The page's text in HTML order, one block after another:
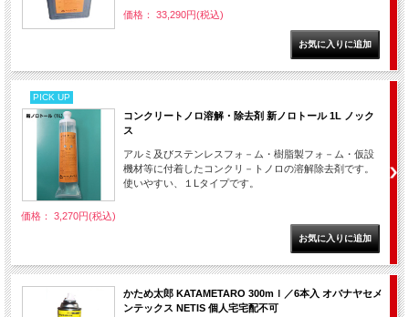
価格： 33,290円(税込)
PICK UP
コンクリートノロ溶解・除去剤 新ノロトール 1L ノック
ス
アルミ及びステンレスフォ－ム・樹脂製フォ－ム・仮設
機材等に付着したコンクリ－トノロの溶解除去剤です。
使いやすい、１Lタイプです。
価格： 3,270円(税込)
かため太郎 KATAMETARO 300mｌ／6本入 オバナヤセメ
ンテックス NETIS 個人宅宅配不可